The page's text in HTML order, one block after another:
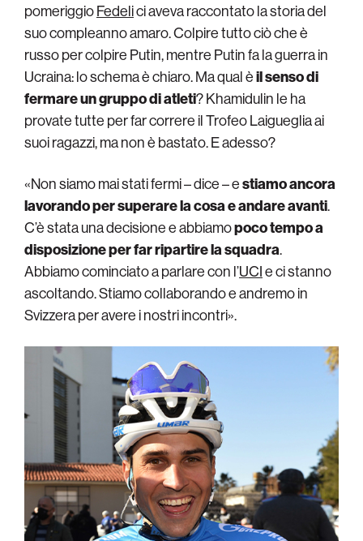
pomeriggioFedelici aveva raccontato la storia del
suo compleanno amaro. Colpire tutto ciò che è
russo per colpire Putin, mentre Putin fa la guerra in
Ucraina: lo schema è chiaro. Ma qual èil senso di
fermare un gruppo di atleti? Khamidulin le ha
provate tutte per far correre il Trofeo Laigueglia ai
suoi ragazzi, ma non è bastato. E adesso?
«Non siamo mai stati fermi – dice – estiamo ancora
lavorando per superare la cosa e andare avanti.
C’è stata una decisione e abbiamopoco tempo a
disposizione per far ripartire la squadra.
Abbiamo cominciato a parlare con l’UCIe ci stanno
ascoltando. Stiamo collaborando e andremo in
Svizzera per avere i nostri incontri».